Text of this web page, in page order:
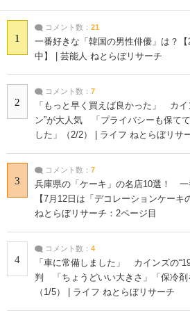
1
コメント数： 21
一番好きな「韓国の男性俳優」は？
中】 | 芸能人 ねとらぼリサーチ
2
コメント数： 7
「もっと早く買えば良かった」 カイ
ン”が大人気 「プライバシーも保て
した」（2/2） | ライフ ねとらぼリサ
3
コメント数： 7
兵庫県の「ケーキ」の名店10選！ 一
【7月12日は「デコレーションケー
ねとらぼリサーチ：2ページ目
4
コメント数： 4
「車に常備しました」 カインズの
判 「ちょうどいい大きさ」「保冷剤
（1/5） | ライフ ねとらぼリサーチ